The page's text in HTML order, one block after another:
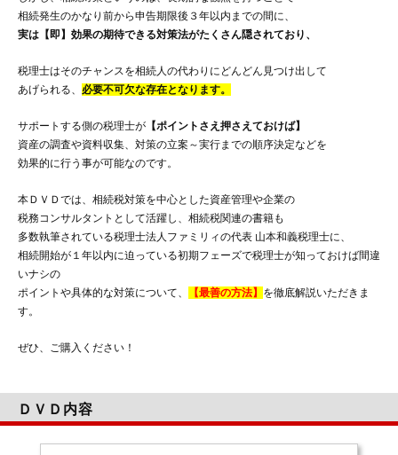
相続発生のかなり前から申告期限後３年以内までの間に、
実は【即】効果の期待できる対策法がたくさん隠されており、
税理士はそのチャンスを相続人の代わりにどんどん見つけ出して
あげられる、 必要不可欠な存在となります。
サポートする側の税理士が 【ポイントさえ押さえておけば】
資産の調査や資料収集、対策の立案～実行までの順序決定などを
効果的に行う事が可能なのです。
本ＤＶＤでは、相続税対策を中心とした資産管理や企業の
税務コンサルタントとして活躍し、相続税関連の書籍も
多数執筆されている税理士法人ファミリィの代表 山本和義税理士に、
相続開始が１年以内に迫っている初期フェーズで税理士が知っておけば間違
いナシの
ポイントや具体的な対策について、
【最善の方法】 を徹底解説いただきま
す。
ぜひ、ご購入ください！
ＤＶＤ内容